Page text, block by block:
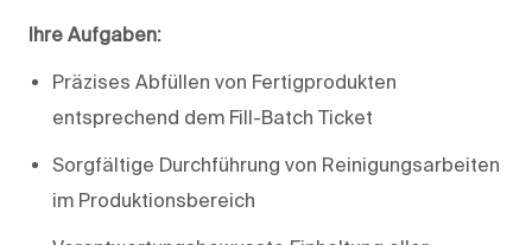
Ihre Aufgaben:
Präzises Abfüllen von Fertigprodukten
entsprechend dem Fill-Batch Ticket
Sorgfältige Durchführung von Reinigungsarbeiten
im Produktionsbereich